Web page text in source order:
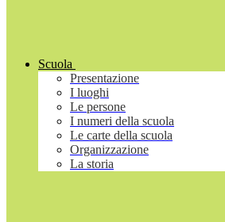
Scuola
Presentazione
I luoghi
Le persone
I numeri della scuola
Le carte della scuola
Organizzazione
La storia